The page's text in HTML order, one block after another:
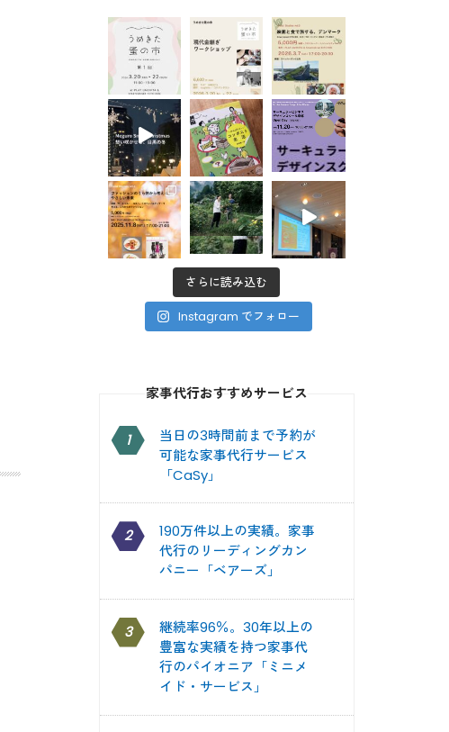
さらに読み込む
Instagram でフォロー
家事代行おすすめサービス
1
当日の3時間前まで予約が
可能な家事代行サービス
「CaSy」
2
190万件以上の実績。家事
代行のリーディングカン
パニー「ベアーズ」
3
継続率96％。30年以上の
豊富な実績を持つ家事代
行のパイオニア「ミニメ
イド・サービス」